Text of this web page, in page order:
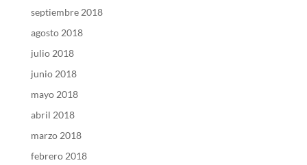
septiembre 2018
agosto 2018
julio 2018
junio 2018
mayo 2018
abril 2018
marzo 2018
febrero 2018